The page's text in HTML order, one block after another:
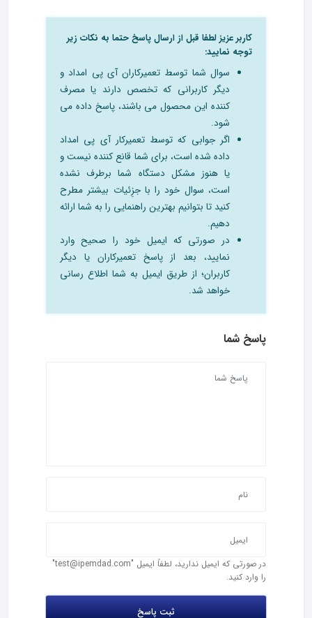
کاربر عزیز لطفا قبل از ارسال پاسخ حتما به نکات زیر
توجه نمایید:
سوال شما توسط تعمیرکاران آی پی امداد و
دیگر کاربرانی که تخصص دارند یا مصرف
کننده این محصول می باشند، پاسخ داده می
شود.
اگر جوابی که توسط تعمیرکار آی پی امداد
داده شده است، برای شما قانع کننده نیست و
یا هنوز مشکل دستگاه شما برطرف نشده
است، سوال خود را با جزِئیات بیشتر مطرح
کنید تا بتوانیم بهترین راهنمایی را به شما ارائه
دهیم.
در صورتی که ایمیل خود را صحیح وارد
نمایید، بعد از پاسخ تعمیرکاران یا دیگر
کاربران؛ از طریق ایمیل به شما اطلاع رسانی
خواهد شد.
پاسخ شما
در صورتی که ایمیل ندارید، لطفاً ایمیل "test@ipemdad.com"
را وارد کنید.